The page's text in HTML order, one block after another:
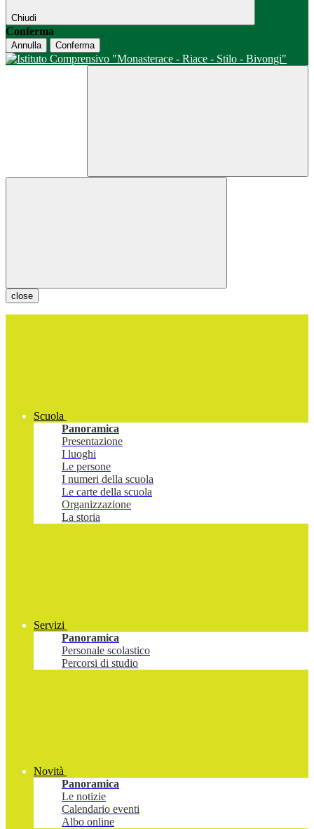
Chiudi
Conferma
Annulla Conferma
close
Scuola
Panoramica
Presentazione
I luoghi
Le persone
I numeri della scuola
Le carte della scuola
Organizzazione
La storia
Servizi
Panoramica
Personale scolastico
Percorsi di studio
Novità
Panoramica
Le notizie
Calendario eventi
Albo online